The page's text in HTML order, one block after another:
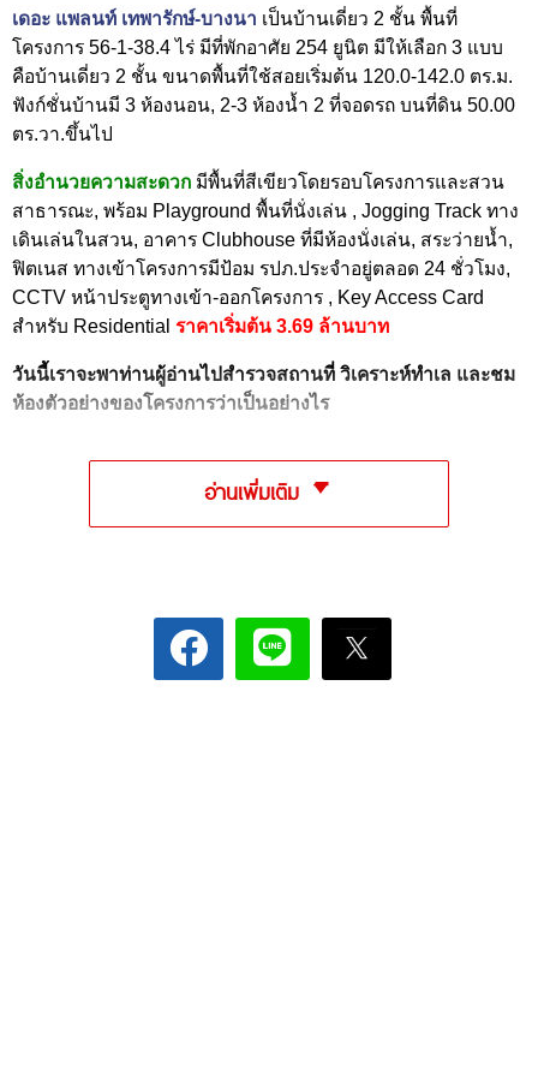
เดอะ แพลนท์ เทพารักษ์-บางนา เป็นบ้านเดี่ยว 2 ชั้น พื้นที่
โครงการ 56-1-38.4 ไร่ มีที่พักอาศัย 254 ยูนิต มีให้เลือก 3 แบบ
คือบ้านเดี่ยว 2 ชั้น ขนาดพื้นที่ใช้สอยเริ่มต้น 120.0-142.0 ตร.ม.
ฟังก์ชั่นบ้านมี 3 ห้องนอน, 2-3 ห้องน้ำ 2 ที่จอดรถ บนที่ดิน 50.00
ตร.วา.ขึ้นไป
สิ่งอำนวยความสะดวก มีพื้นที่สีเขียวโดยรอบโครงการและสวน
สาธารณะ, พร้อม Playground พื้นที่นั่งเล่น , Jogging Track ทาง
เดินเล่นในสวน, อาคาร Clubhouse ที่มีห้องนั่งเล่น, สระว่ายน้ำ,
ฟิตเนส ทางเข้าโครงการมีป้อม รปภ.ประจำอยู่ตลอด 24 ชั่วโมง,
CCTV หน้าประตูทางเข้า-ออกโครงการ , Key Access Card
สำหรับ Residential ราคาเริ่มต้น 3.69 ล้านบาท
วันนี้เราจะพาท่านผู้อ่านไปสำรวจสถานที่ วิเคราะห์ทำเล และชม
ห้องตัวอย่างของโครงการว่าเป็นอย่างไร
อ่านเพิ่มเติม